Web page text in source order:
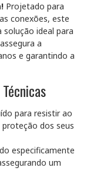
Projetado para
conexões, este
ideal para
a
e garantindo a
para resistir ao
dos seus
especificamente
um